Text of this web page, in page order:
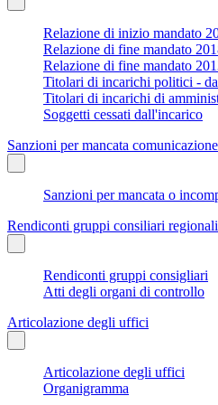
Relazione di inizio mandato
Relazione di fine mandato
Relazione di fine mandato
Titolari di incarichi politici -
Titolari di incarichi di
Soggetti cessati dall'incarico
Sanzioni per mancata
Sanzioni per mancata o
Rendiconti gruppi consiliari
Rendiconti gruppi consigliari
Atti degli organi di controllo
Articolazione degli uffici
Articolazione degli uffici
Organigramma